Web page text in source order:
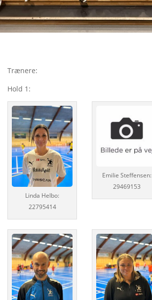
Trænere:
Hold 1:
Linda Helbo:
22795414
Emilie Steffensen:
29469153